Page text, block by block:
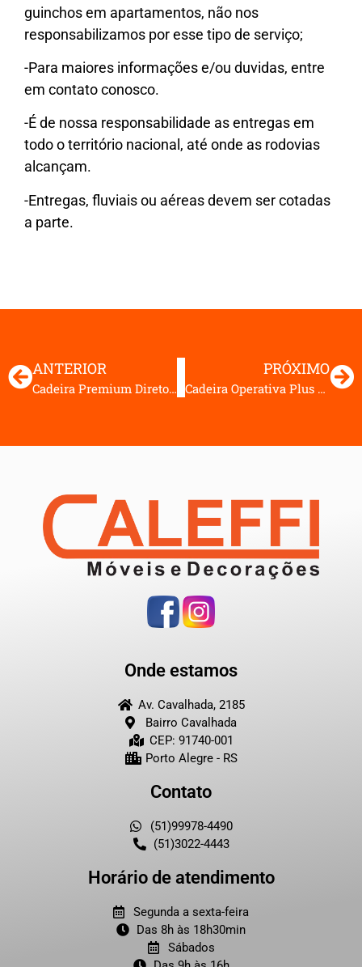
guinchos em apartamentos, não nos
responsabilizamos por esse tipo de serviço;
-Para maiores informações e/ou duvidas, entre
em contato conosco.
-É de nossa responsabilidade as entregas em
todo o território nacional, até onde as rodovias
alcançam.
-Entregas, fluviais ou aéreas devem ser cotadas
a parte.
ANTERIOR
Cadeira Premium Diretor Aproximação em S
PRÓXIMO
Cadeira Operativa Plus Slim Secretária
Onde estamos
Av. Cavalhada, 2185
Bairro Cavalhada
CEP: 91740-001
Porto Alegre - RS
Contato
(51)99978-4490
(51)3022-4443
Horário de atendimento
Segunda a sexta-feira
Das 8h às 18h30min
Sábados